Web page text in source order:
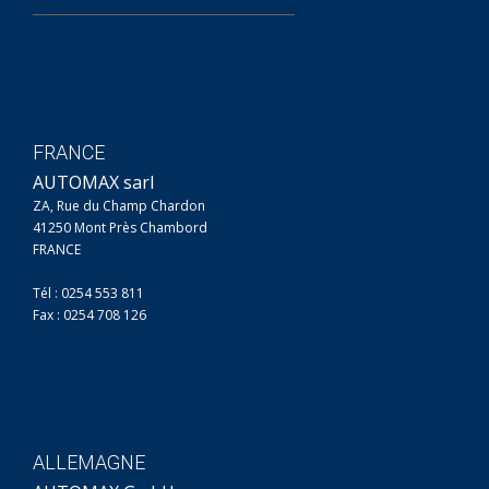
FRANCE
AUTOMAX sarl
ZA, Rue du Champ Chardon
41250 Mont Près Chambord
FRANCE
Tél : 0254 553 811
Fax : 0254 708 126
ALLEMAGNE